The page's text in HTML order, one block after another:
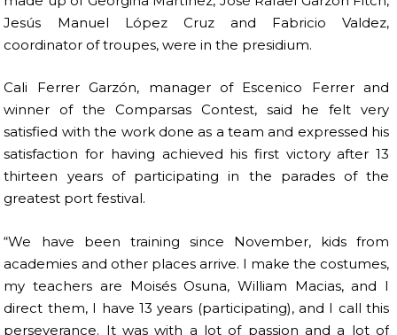
Jesús Manuel López Cruz and Fabricio Valdez,
coordinator of troupes, were in the presidium.
Cali Ferrer Garzón, manager of Escenico Ferrer and
winner of the Comparsas Contest, said he felt very
satisfied with the work done as a team and expressed his
satisfaction for having achieved his first victory after 13
thirteen years of participating in the parades of the
greatest port festival.
“We have been training since November, kids from
academies and other places arrive. I make the costumes,
my teachers are Moisés Osuna, William Macias, and I
direct them, I have 13 years (participating), and I call this
perseverance. It was with a lot of passion and a lot of